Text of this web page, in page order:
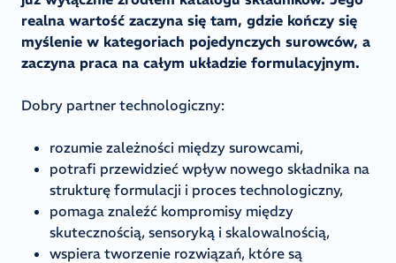
realna wartość zaczyna się tam, gdzie kończy się
myślenie w kategoriach pojedynczych surowców, a
zaczyna praca na całym układzie formulacyjnym.
Dobry partner technologiczny:
rozumie zależności między surowcami,
potrafi przewidzieć wpływ nowego składnika na
strukturę formulacji i proces technologiczny,
pomaga znaleźć kompromisy między
skutecznością, sensoryką i skalowalnością,
wspiera tworzenie rozwiązań, które są